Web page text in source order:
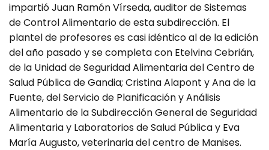
impartió Juan Ramón Vírseda, auditor de Sistemas
de Control Alimentario de esta subdirección. El
plantel de profesores es casi idéntico al de la edición
del año pasado y se completa con Etelvina Cebrián,
de la Unidad de Seguridad Alimentaria del Centro de
Salud Pública de Gandia; Cristina Alapont y Ana de la
Fuente, del Servicio de Planificación y Análisis
Alimentario de la Subdirección General de Seguridad
Alimentaria y Laboratorios de Salud Pública y Eva
María Augusto, veterinaria del centro de Manises.